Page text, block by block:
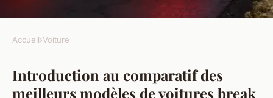
Comparatif des meilleurs
Accueil›Voiture
Introduction au comparatif des
meilleurs modèles de voitures break